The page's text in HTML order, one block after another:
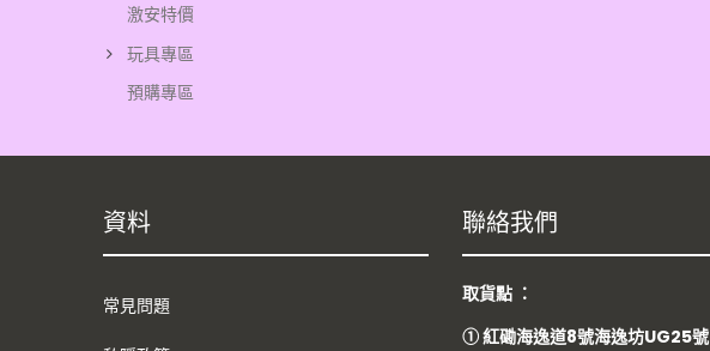
激安特價
玩具專區
預購專區
資料
常見問題
聯絡我們
取貨點 ：
①紅磡海逸道8號海逸坊UG25號